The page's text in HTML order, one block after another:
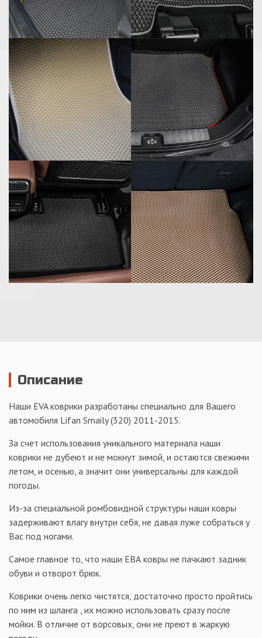
Описание
Наши EVA коврики разработаны специально для Вашего
автомобиля Lifan Smaily (320) 2011-2015.
За счет использования уникального материала наши
коврики не дубеют и не мокнут зимой, и остаются свежими
летом, и осенью, а значит они универсальны для каждой
погоды.
Из-за специальной ромбовидной структуры наши ковры
задерживают влагу внутри себя, не давая луже собраться у
Вас под ногами.
Самое главное то, что наши ЕВА ковры не пачкают задник
обуви и отворот брюк.
Коврики очень легко чистятся, достаточно просто пройтись
по ним из шланга , их можно использовать сразу после
мойки. В отличие от ворсовых, они не преют в жаркую